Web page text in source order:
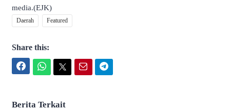
media.(EJK)
Daerah Featured
Share this:
Berita Terkait